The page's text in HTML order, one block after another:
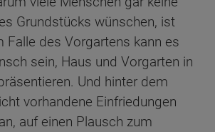
Grundstücks wünschen, ist
Falle des Vorgartens kann es
sein, Haus und Vorgarten in
Und hinter dem
vorhandene Einfriedungen
auf einen Plausch zum